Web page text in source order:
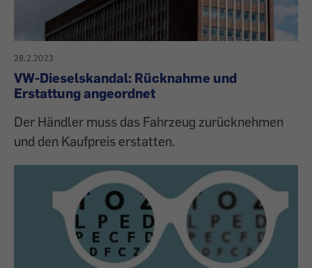
28.2.2023
VW-Dieselskandal: Rücknahme und
Erstattung angeordnet
Der Händler muss das Fahrzeug zurücknehmen
und den Kaufpreis erstatten.